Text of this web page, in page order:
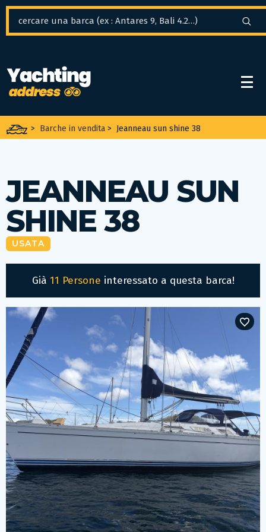
> Barche in vendita > Jeanneau sun shine 38
JEANNEAU SUN
SHINE 38
USATA
Già 11 Persone interessato a questa barca!
Pannello di gestione dei cookies